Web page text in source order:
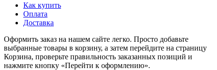
Как купить
Оплата
Доставка
Оформить заказ на нашем сайте легко. Просто добавьте
выбранные товары в корзину, а затем перейдите на страницу
Корзина, проверьте правильность заказанных позиций и
нажмите кнопку «Перейти к оформлению».